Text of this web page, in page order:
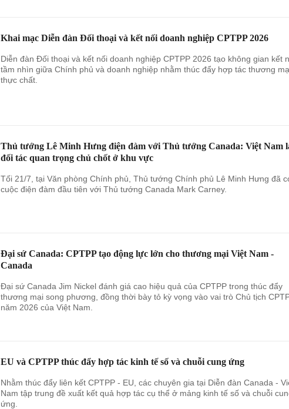
Khai mạc Diễn đàn Đối thoại và kết nối doanh nghiệp CPTPP 2026
Diễn đàn Đối thoại và kết nối doanh nghiệp CPTPP 2026 tạo không gian kết
tầm nhìn giữa Chính phủ và doanh nghiệp nhằm thúc đẩy hợp tác thương
thực chất.
Thủ tướng Lê Minh Hưng điện đàm với Thủ tướng Canada: Việt Nam
đối tác quan trọng chủ chốt ở khu vực
Tối 21/7, tại Văn phòng Chính phủ, Thủ tướng Chính phủ Lê Minh Hưng đã
cuộc điện đàm đầu tiên với Thủ tướng Canada Mark Carney.
Đại sứ Canada: CPTPP tạo động lực lớn cho thương mại Việt Nam -
Canada
Đại sứ Canada Jim Nickel đánh giá cao hiệu quả của CPTPP trong thúc đẩy
thương mại song phương, đồng thời bày tỏ kỳ vọng vào vai trò Chủ tịch
năm 2026 của Việt Nam.
EU và CPTPP thúc đẩy hợp tác kinh tế số và chuỗi cung ứng
Nhằm thúc đẩy liên kết CPTPP - EU, các chuyên gia tại Diễn đàn Canada -
Nam tập trung đề xuất kết quả hợp tác cụ thể ở mảng kinh tế số và chuỗi
ứng.